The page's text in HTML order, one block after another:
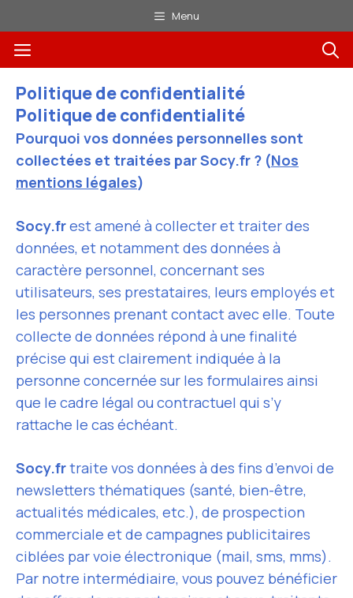
au
contenu
Menu
Menu
Politique de confidentialité
Politique de confidentialité
Pourquoi vos données personnelles sont
collectées et traitées par Socy.fr ? (Nos
mentions légales)
Socy.frest amené à collecter et traiter des
données, et notamment des données à
caractère personnel, concernant ses
utilisateurs, ses prestataires, leurs employés et
les personnes prenant contact avec elle. Toute
collecte de données répond à une finalité
précise qui est clairement indiquée à la
personne concernée sur les formulaires ainsi
que le cadre légal ou contractuel qui s’y
rattache le cas échéant.
Socy.frtraite vos données à des fins d’envoi de
newsletters thématiques (santé, bien-être,
actualités médicales, etc.), de prospection
commerciale et de campagnes publicitaires
ciblées par voie électronique (mail, sms, mms).
Par notre intermédiaire, vous pouvez bénéficier